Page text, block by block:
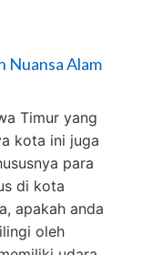
Nuansa Alam
Timur yang
kota ini juga
para
di kota
apakah anda
oleh